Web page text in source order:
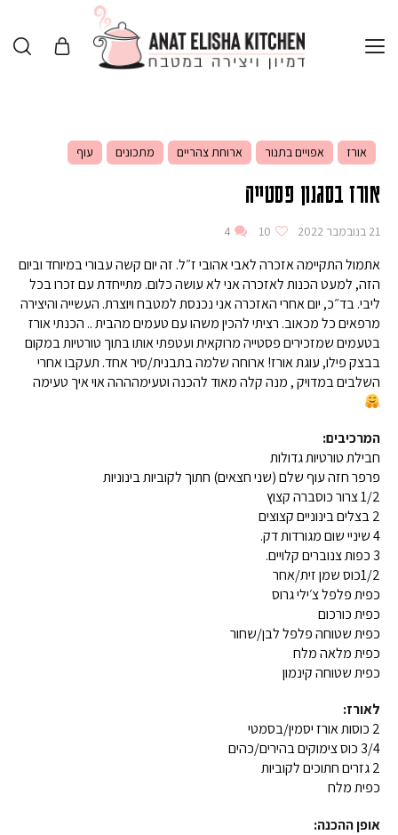
אורז אפויים בתנור ארוחת צהריים מתכונים עוף
אורז בסגנון פסטייה
21 בנובמבר 2022 10
4
אתמול התקיימה אזכרה לאבי אהובי ז״ל. זה יום קשה עבורי במיוחד וביום
הזה, למעט הכנות לאזכרה אני לא עושה כלום. מתייחדת עם זכרו בכל
ליבי. בד״כ, יום אחרי האזכרה אני נכנסת למטבח ויוצרת. העשייה והיצירה
מרפאים כל מכאוב. רציתי להכין משהו עם טעמים מהבית .. הכנתי אורז
בטעמים שמזכירים פסטייה מרוקאית ועטפתי אותו בתוך טורטיות במקום
בבצק פילו, עוגת אורז! ארוחה שלמה בתבנית/סיר אחד. תעקבו אחרי
השלבים במדויק , מנה קלה מאוד להכנה וטעימהההה אוי איך טעימה
המרכיבים:
חבילת טורטיות גדולות
פרפר חזה עוף שלם (שני חצאים) חתוך לקוביות בינוניות
1/2 צרור כוסברה קצוץ
2 בצלים בינוניים קצוצים
4 שיניי שום מגורדות דק.
3 כפות צנוברים קלויים.
1/2כוס שמן זית/אחר
כפית פלפל צ׳ילי גרוס
כפית כורכום
כפית שטוחה פלפל לבן/שחור
כפית מלאה מלח
כפית שטוחה קינמון
לאורז:
2 כוסות אורז יסמין/בסמטי
3/4 כוס צימוקים בהירים/כהים
2 גזרים חתוכים לקוביות
כפית מלח
אופן ההכנה: